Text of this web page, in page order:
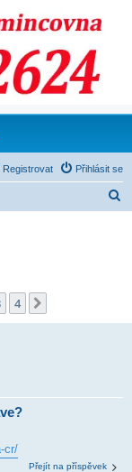
Přihlásit se
Registrovat
4
cr/
Přejít na příspěvek